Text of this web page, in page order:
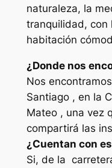
naturaleza, la
tranquilidad, con
habitación
¿Donde nos
Nos
Santiago , en la
Mateo , una vez
compartirá las
¿Cuentan con
Si, de la